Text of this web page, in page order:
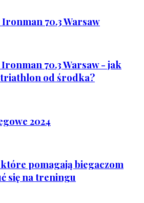
70.3 Warsaw
70.3 Warsaw - jak
od środka?
2024
pomagają biegaczom
się na treningu